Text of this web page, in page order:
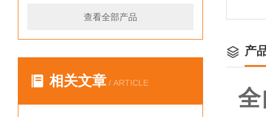
查看全部产品
相关文章 / ARTICLE
产
全